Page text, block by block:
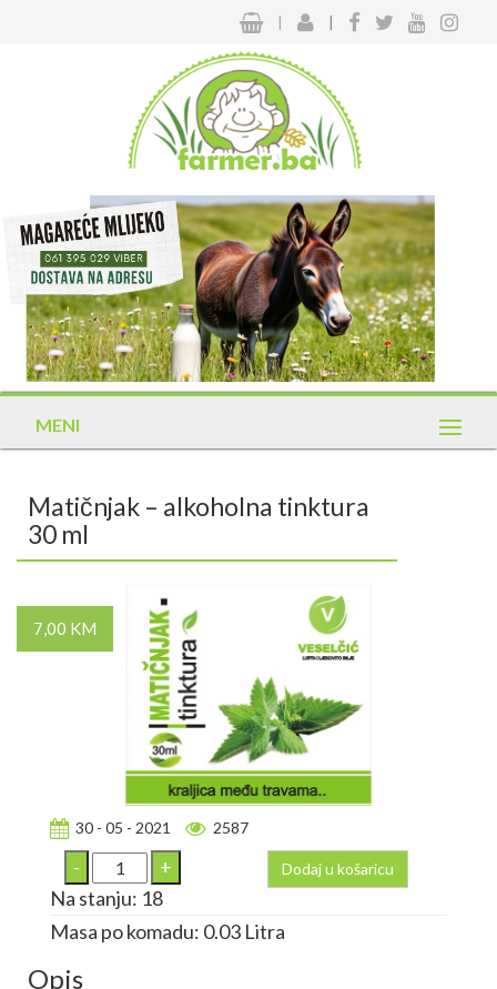
| |
MENI
Matičnjak – alkoholna tinktura
30 ml
7,00 KM
30 - 05 - 2021 2587
Dodaj u košaricu
Na stanju: 18
Masa po komadu: 0.03 Litra
Opis